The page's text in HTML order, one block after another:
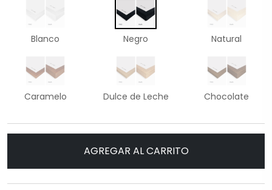
Blanco Negro Natural
Caramelo Dulce de Leche Chocolate
AGREGAR AL CARRITO